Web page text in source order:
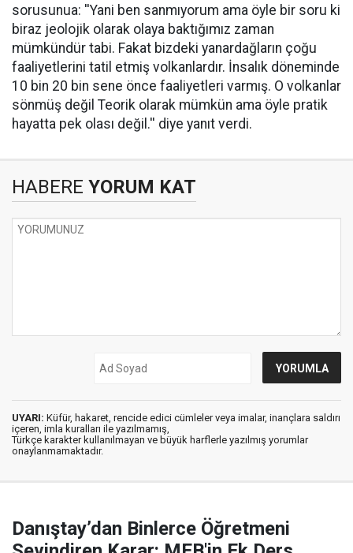
sorusunua: ''Yani ben sanmıyorum ama öyle bir soru ki
biraz jeolojik olarak olaya baktığımız zaman
mümkündür tabi. Fakat bizdeki yanardağların çoğu
faaliyetlerini tatil etmiş volkanlardır. İnsalık döneminde
10 bin 20 bin sene önce faaliyetleri varmış. O volkanlar
sönmüş değil Teorik olarak mümkün ama öyle pratik
hayatta pek olası değil.'' diye yanıt verdi.
HABERE YORUM KAT
UYARI: Küfür, hakaret, rencide edici cümleler veya imalar, inançlara saldırı
içeren, imla kuralları ile yazılmamış,
Türkçe karakter kullanılmayan ve büyük harflerle yazılmış yorumlar
onaylanmamaktadır.
Danıştay’dan Binlerce Öğretmeni